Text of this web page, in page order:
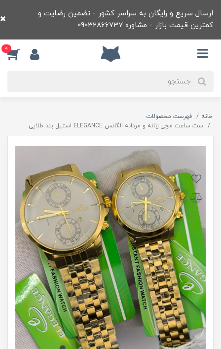
ارسال سریع و رایگان به سراسر کشور - تضمین رضایت و
کمترین قیمت بازار - مشاوره 09032866737
0
خانه
فهرست محصولات
ست ساعت مچی زنانه و مردانه الگانس ELEGANCE استیل بند طلایی